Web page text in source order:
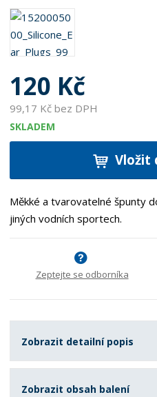
120 Kč
99,17 Kč bez DPH
SKLADEM
Vložit
Měkké a tvarovatelné špunty
jiných vodních sportech.
Zeptejte se odborníka
Zobrazit detailní popis
Zobrazit obsah balení